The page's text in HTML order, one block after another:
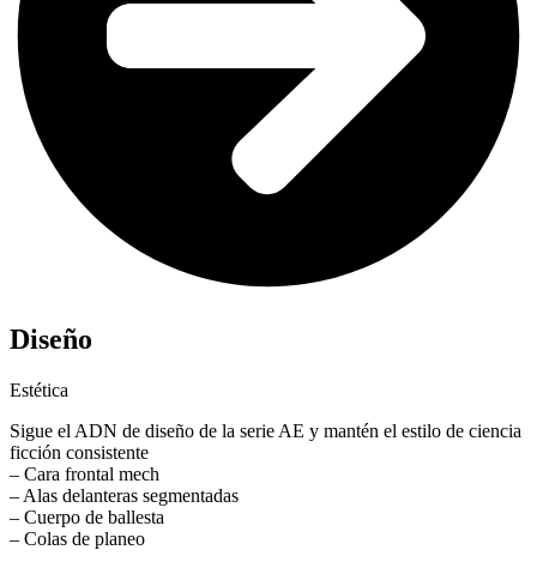
Diseño
Estética
Sigue el ADN de diseño de la serie AE y mantén el estilo de ciencia
ficción consistente
– Cara frontal mech
– Alas delanteras segmentadas
– Cuerpo de ballesta
– Colas de planeo